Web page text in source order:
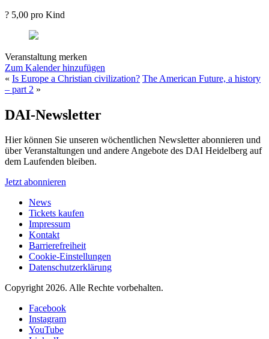
? 5,00 pro Kind
Veranstaltung merken
Zum Kalender hinzufügen
« Is Europe a Christian civilization? The American Future, a history
– part 2 »
DAI-Newsletter
Hier können Sie unseren wöchentlichen Newsletter abonnieren und
über Veranstaltungen und andere Angebote des DAI Heidelberg auf
dem Laufenden bleiben.
Jetzt abonnieren
News
Tickets kaufen
Impressum
Kontakt
Barrierefreiheit
Cookie-Einstellungen
Datenschutzerklärung
Copyright 2026. Alle Rechte vorbehalten.
Facebook
Instagram
YouTube